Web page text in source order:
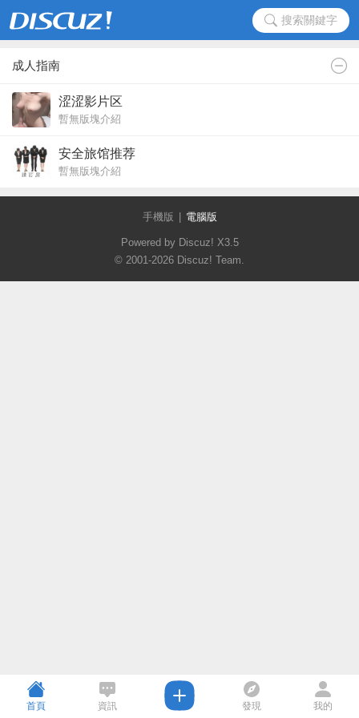
搜索關鍵字
成人指南
涩涩影片区
暫無版塊介紹
安全旅馆推荐
暫無版塊介紹
手機版 電腦版
Powered by Discuz! X3.5
© 2001-2026 Discuz! Team.
首頁 資訊 發現 我的